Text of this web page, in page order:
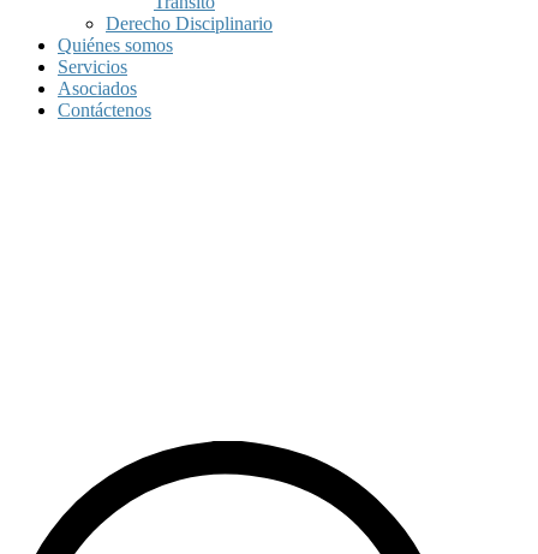
Derecho Disciplinario
Quiénes somos
Servicios
Asociados
Contáctenos